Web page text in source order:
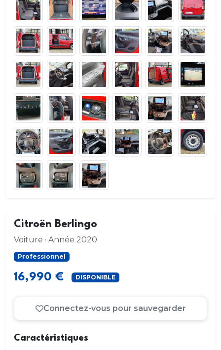
Citroën Berlingo
Voiture · Année 2020
Professionnel
16,990 € DISPONIBLE
Connectez-vous pour sauvegarder
Caractéristiques